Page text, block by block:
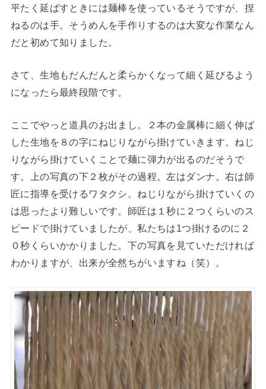
平たく延ばすときには麺棒を使っているそうですが、捏
ねるのは手。そうめんを手作りするのは大変な作業なん
だと初めて知りました。
さて、生地もだんだんと柔らかくなって細く延びるよう
になったら最終段階です。
ここでやっと道具のお出まし。２本の金属棒に細く伸ば
した生地を８の字にねじりながら掛けていきます。ねじ
りながら掛けていくことで麺に弾力が出るのだそうで
す。上の写真の下２枚がその過程。左はダンナ。右は師
匠に指導を受けるワタクシ。ねじりながら掛けていくの
は思ったより難しいです。師匠は１秒に２つくらいのス
ピードで掛けていましたが、私たちは1つ掛けるのに２
０秒くらいかかりました。下の写真を見ていただければ
わかりますが、出来が全然ちがいますね（笑）。